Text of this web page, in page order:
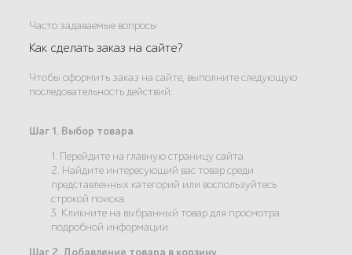
Часто задаваемые вопросы
Как сделать заказ на сайте?
Чтобы оформить заказ на сайте, выполните следующую
последовательность действий:
Шаг 1. Выбор товара
1. Перейдите на главную страницу сайта.
2. Найдите интересующий вас товар среди
представленных категорий или воспользуйтесь
строкой поиска.
3. Кликните на выбранный товар для просмотра
подробной информации.
Шаг 2. Добавление товара в корзину